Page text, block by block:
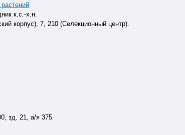
к.с.-х.н.
корпус), 7, 210 (Селекционный центр).
зд. 21, а/я 375